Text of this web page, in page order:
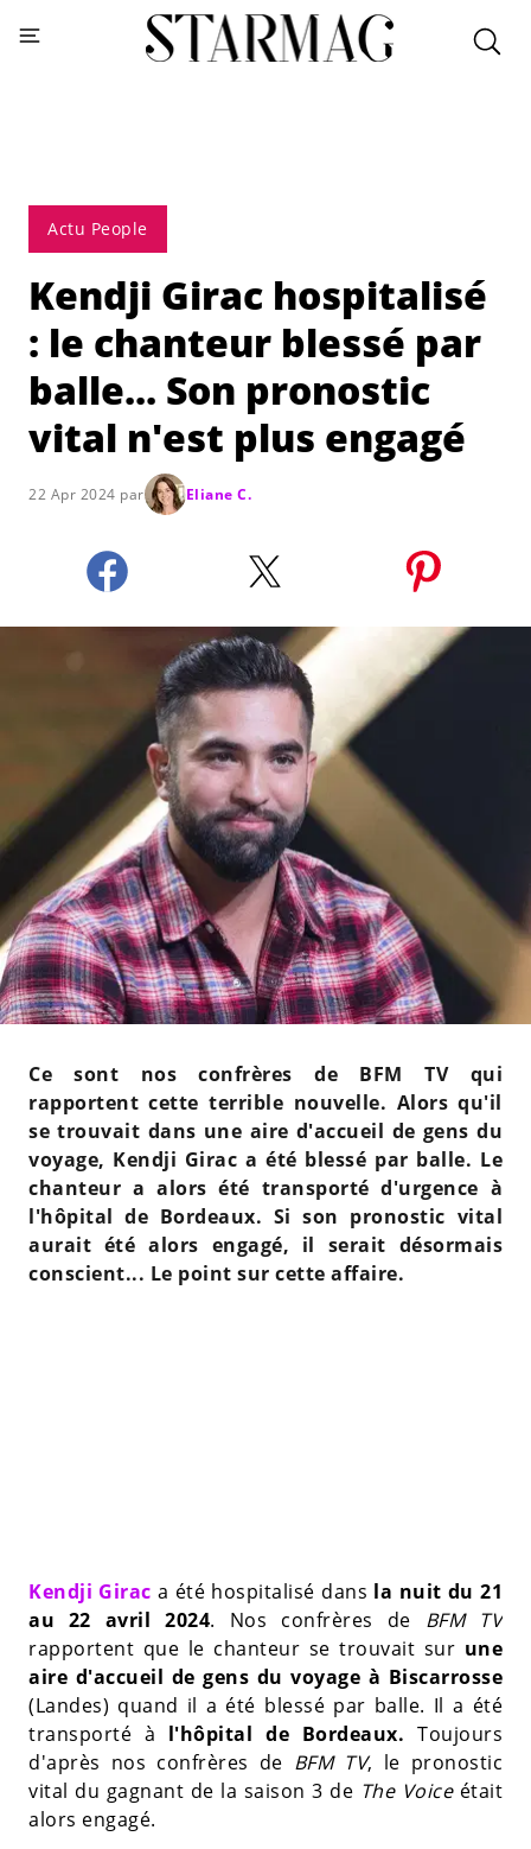
Actu People
Kendji Girac hospitalisé
: le chanteur blessé par
balle... Son pronostic
vital n'est plus engagé
22 Apr 2024 par Eliane C.
Ce sont nos confrères de BFM TV qui
rapportent cette terrible nouvelle. Alors qu'il
se trouvait dans une aire d'accueil de gens du
voyage, Kendji Girac a été blessé par balle. Le
chanteur a alors été transporté d'urgence à
l'hôpital de Bordeaux. Si son pronostic vital
aurait été alors engagé, il serait désormais
conscient... Le point sur cette affaire.
Kendji Girac a été hospitalisé dans la nuit du 21
au 22 avril 2024. Nos confrères de BFM TV
rapportent que le chanteur se trouvait sur une
aire d'accueil de gens du voyage à Biscarrosse
(Landes) quand il a été blessé par balle. Il a été
transporté à l'hôpital de Bordeaux. Toujours
d'après nos confrères de BFM TV, le pronostic
vital du gagnant de la saison 3 de The Voiceétait
alors engagé.